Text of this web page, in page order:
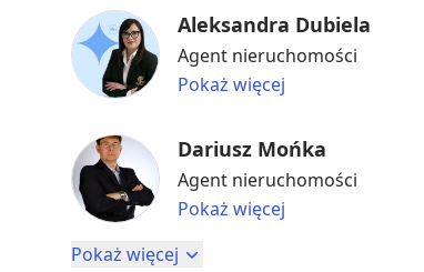
Aleksandra Dubiela
Agent nieruchomości
Pokaż więcej
Dariusz Mońka
Agent nieruchomości
Pokaż więcej
Pokaż więcej